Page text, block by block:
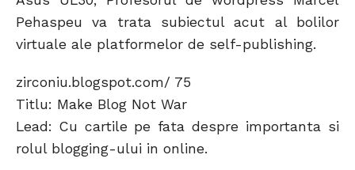
Pehaspeu va trata subiectul acut al bolilor
virtuale ale platformelor de self-publishing.
zirconiu.blogspot.com/ 75
Titlu: Make Blog Not War
Lead: Cu cartile pe fata despre importanta si
rolul blogging-ului in online.